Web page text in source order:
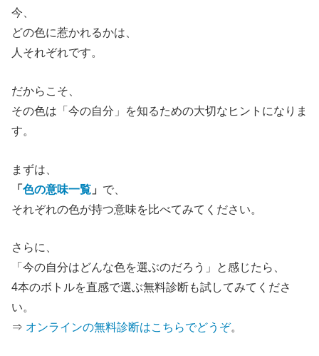
今、
どの色に惹かれるかは、
人それぞれです。
だからこそ、
その色は「今の自分」を知るための大切なヒントになりま
す。
まずは、
「 色の意味一覧 」 で、
それぞれの色が持つ意味を比べてみてください。
さらに、
「今の自分はどんな色を選ぶのだろう」と感じたら、
4本のボトルを直感で選ぶ無料診断も試してみてくださ
い。
⇒ オンラインの無料診断はこちらでどうぞ。